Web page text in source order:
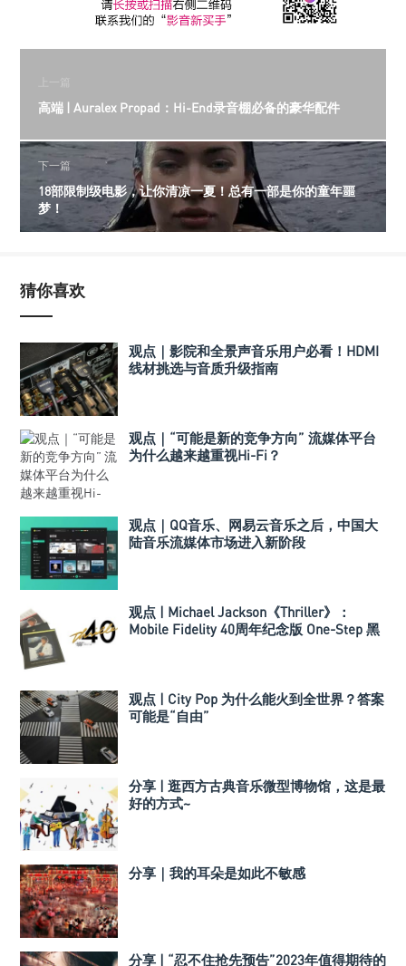
上一篇
高端 | Auralex Propad：Hi-End录音棚必备的豪华配件
下一篇
18部限制级电影，让你清凉一夏！总有一部是你的童年噩
梦！
猜你喜欢
观点｜影院和全景声音乐用户必看！HDMI
线材挑选与音质升级指南
观点｜“可能是新的竞争方向” 流媒体平台
为什么越来越重视Hi-Fi？
观点｜QQ音乐、网易云音乐之后，中国大
陆音乐流媒体市场进入新阶段
观点 | Michael Jackson《Thriller》：
Mobile Fidelity 40周年纪念版 One-Step 黑
观点 | City Pop 为什么能火到全世界？答案
可能是“自由”
分享 | 逛西方古典音乐微型博物馆，这是最
好的方式~
分享｜我的耳朵是如此不敏感
分享 | “忍不住抢先预告”2023年值得期待的